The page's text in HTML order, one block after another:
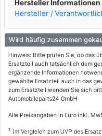
Hersteller
Hersteller /
Wird häufig zusammen
Hinweis: Bitte prüfen Sie, ob das
Ersatzteil auch tatsächlich dem
ergänzende Informationen
gewählte Ersatzteil auch in das
zum Ersatzteil wenden Sie sich
Automobileparts24 GmbH
Alle Preisangaben in Euro inkl.
1 im Vergleich zum UVP des